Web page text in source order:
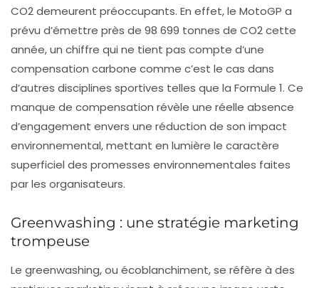
CO2demeurent préoccupants. En effet, le MotoGP a
prévu d’émettre près de 98 699 tonnes de CO2 cette
année, un chiffre qui ne tient pas compte d’une
compensation carbone comme c’est le cas dans
d’autres disciplines sportives telles que la Formule 1. Ce
manque de compensation révèle une réelle absence
d’engagement envers une réduction de son impact
environnemental, mettant en lumière le caractère
superficiel des promesses environnementales faites
par les organisateurs.
Greenwashing : une stratégie marketing
trompeuse
Le greenwashing, ou écoblanchiment, se réfère à des